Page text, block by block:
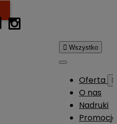
 Wszystko
Oferta 
O nas
Nadruki
Promocje